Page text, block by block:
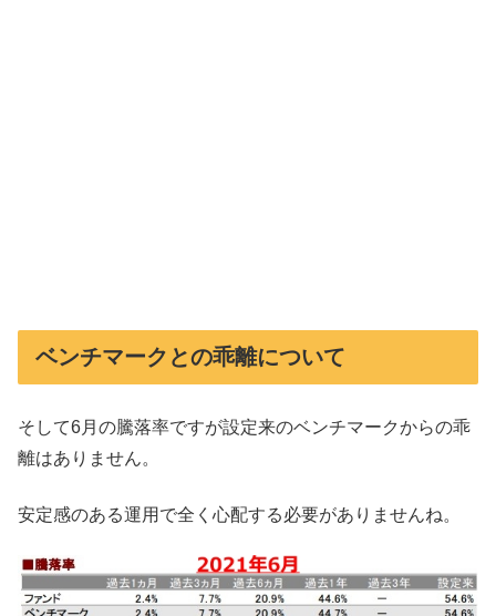
ベンチマークとの乖離について
そして6月の騰落率ですが設定来のベンチマークからの乖
離はありません。
安定感のある運用で全く心配する必要がありませんね。